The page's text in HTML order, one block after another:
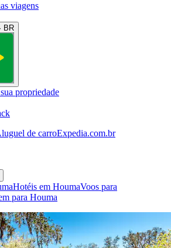
viagens
BR
propriedade
de carroExpedia.com.br
Hotéis em HoumaVoos para
para Houma